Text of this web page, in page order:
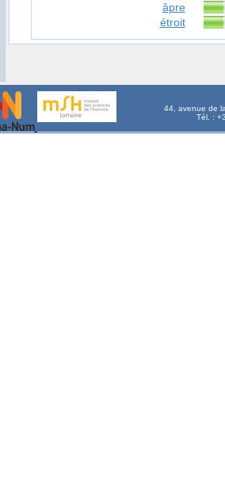
âpre
étroit
44, avenue de
Tél. :